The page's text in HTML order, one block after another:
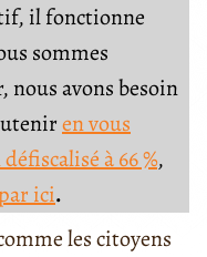
il fonctionne
sommes
nous avons besoin
en vous
à 66 %,
par ici.
les citoyens